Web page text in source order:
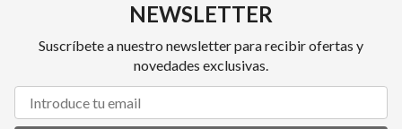
NEWSLETTER
Suscríbete a nuestro newsletter para recibir ofertas y
novedades exclusivas.